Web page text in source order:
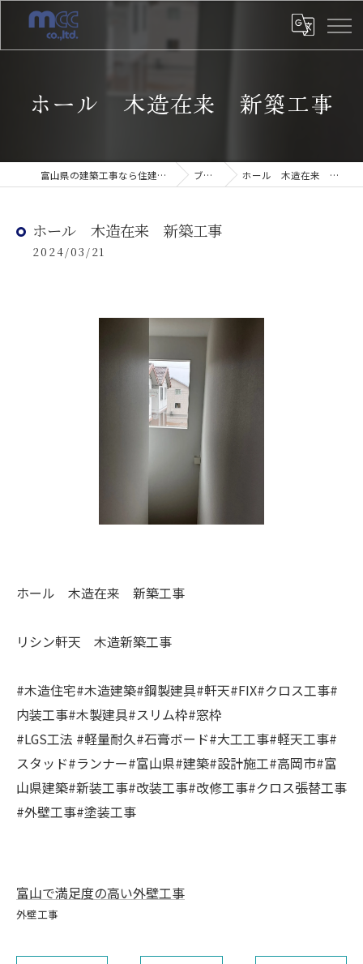
ホール 木造在来 新築工事
富山県の建築工事なら住建みやざき ブログ ホール 木造在来 新築工事
ホール 木造在来 新築工事
2024/03/21
ホール 木造在来 新築工事
リシン軒天 木造新築工事
#木造住宅#木造建築#鋼製建具#軒天#FIX#クロス工事#
内装工事#木製建具#スリム枠#窓枠
#LGS工法 #軽量耐久#石膏ボード#大工工事#軽天工事#
スタッド#ランナー#富山県#建築#設計施工#高岡市#富
山県建築#新装工事#改装工事#改修工事#クロス張替工事
#外壁工事#塗装工事
富山で満足度の高い外壁工事
外壁工事